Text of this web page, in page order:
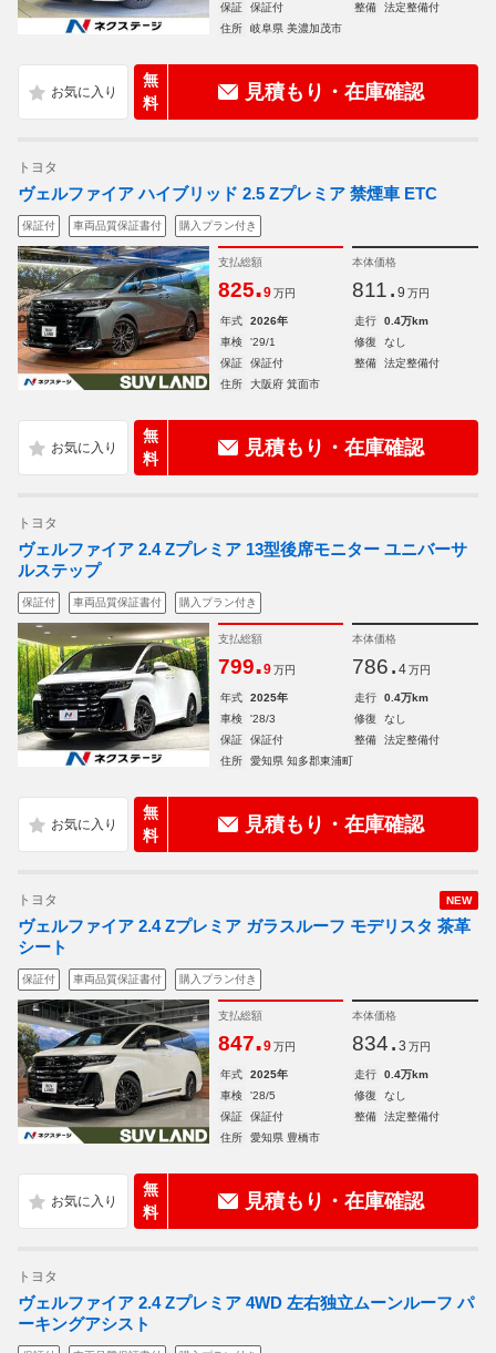
保証
保証付 整備
法定整備付
住所
岐阜県 美濃加茂市
無
料
見積もり・在庫確認
トヨタ
ヴェルファイア ハイブリッド 2.5 Zプレミア 禁煙車 ETC
保証付 車両品質保証書付 購入プラン付き
支払総額
825.9 万円
本体価格
811. 9 万円
年式 2026年 走行
0.4万km
車検
'29/1 修復
なし
保証
保証付 整備
法定整備付
住所
大阪府 箕面市
無
料
見積もり・在庫確認
トヨタ
ヴェルファイア 2.4 Zプレミア 13型後席モニター ユニバーサ
ルステップ
保証付 車両品質保証書付 購入プラン付き
支払総額
799.9 万円
本体価格
786. 4 万円
年式 2025年 走行
0.4万km
車検
'28/3 修復
なし
保証
保証付 整備
法定整備付
住所
愛知県 知多郡東浦町
無
料
見積もり・在庫確認
NEW
トヨタ
ヴェルファイア 2.4 Zプレミア ガラスルーフ モデリスタ 茶革
シート
保証付 車両品質保証書付 購入プラン付き
支払総額
847.9 万円
本体価格
834. 3 万円
年式 2025年 走行
0.4万km
車検
'28/5 修復
なし
保証
保証付 整備
法定整備付
住所
愛知県 豊橋市
無
料
見積もり・在庫確認
トヨタ
ヴェルファイア 2.4 Zプレミア 4WD 左右独立ムーンルーフ パ
ーキングアシスト